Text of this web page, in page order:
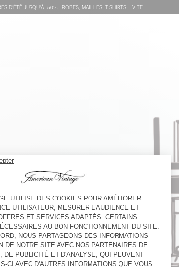
D'ÉTÊ JUSQU'À -50% : ROBES, MAILLES, T-SHIRTS... VITE !